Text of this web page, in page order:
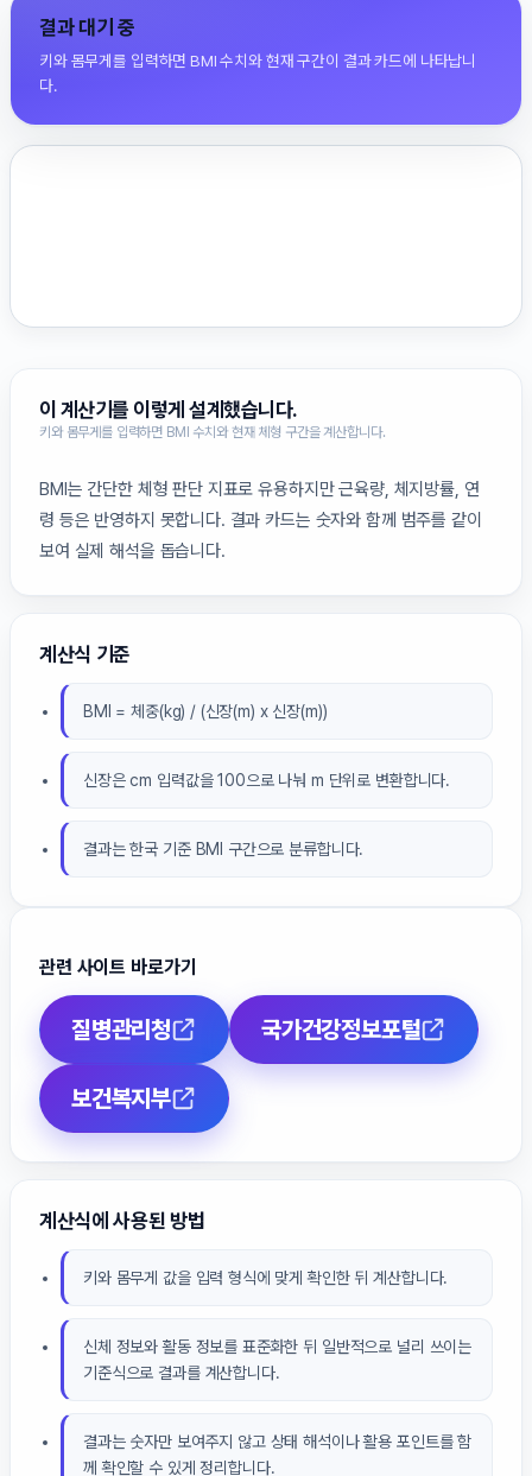
결과 대기 중
키와 몸무게를 입력하면 BMI 수치와 현재 구간이 결과 카드에 나타납니
다.
이 계산기를 이렇게 설계했습니다.
키와 몸무게를 입력하면 BMI 수치와 현재 체형 구간을 계산합니다.
BMI는 간단한 체형 판단 지표로 유용하지만 근육량, 체지방률, 연
령 등은 반영하지 못합니다. 결과 카드는 숫자와 함께 범주를 같이
보여 실제 해석을 돕습니다.
계산식 기준
BMI = 체중(kg) / (신장(m) x 신장(m))
신장은 cm 입력값을 100으로 나눠 m 단위로 변환합니다.
결과는 한국 기준 BMI 구간으로 분류합니다.
관련 사이트 바로가기
질병관리청 국가건강정보포털
보건복지부
계산식에 사용된 방법
키와 몸무게 값을 입력 형식에 맞게 확인한 뒤 계산합니다.
신체 정보와 활동 정보를 표준화한 뒤 일반적으로 널리 쓰이는
기준식으로 결과를 계산합니다.
결과는 숫자만 보여주지 않고 상태 해석이나 활용 포인트를 함
께 확인할 수 있게 정리합니다.